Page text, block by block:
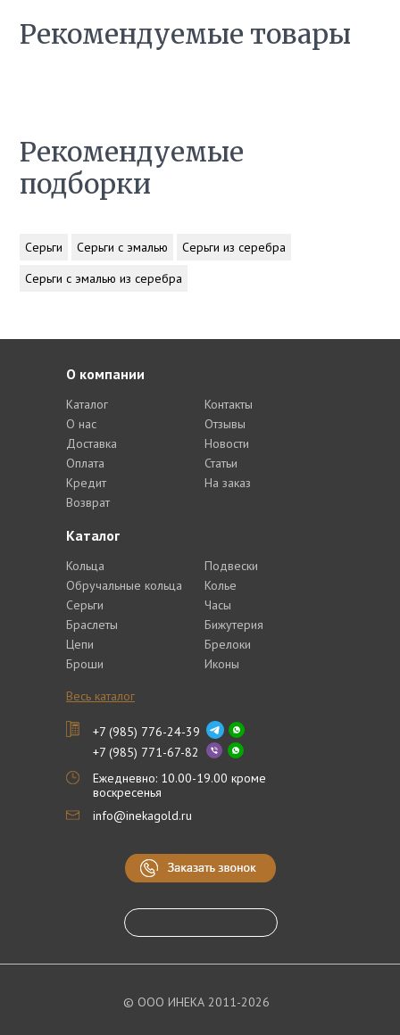
Рекомендуемые товары
Рекомендуемые
подборки
Серьги Серьги с эмалью
Серьги из серебра
Серьги с эмалью из серебра
Каталог
Кольца
Обручальные кольца
Серьги
Браслеты
Цепи
Броши
Подвески
Колье
Часы
Бижутерия
Брелоки
Иконы
Весь каталог
О компании
Каталог
О нас
Доставка
Оплата
Кредит
Возврат
Контакты
Отзывы
Новости
Статьи
На заказ
+7 (985) 776-24-39
+7 (985) 771-67-82
Ежедневно: 10.00-19.00 кроме
воскресенья
info@inekagold.ru
© ООО ИНЕКА 2011-2026